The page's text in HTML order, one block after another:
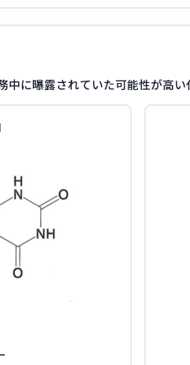
中に曝露されていた可能性が高い